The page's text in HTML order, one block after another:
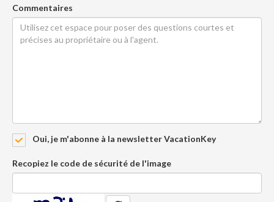
Commentaires
Oui, je m'abonne à la newsletter VacationKey
Recopiez le code de sécurité de l'image